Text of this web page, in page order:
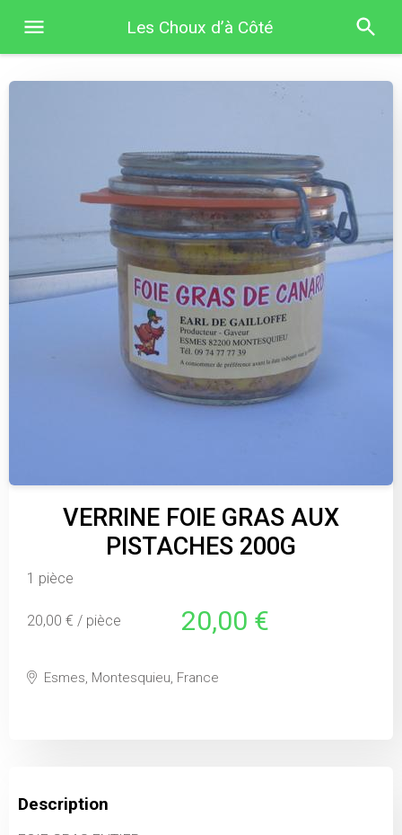
Les Choux d’à Côté
VERRINE FOIE GRAS AUX
PISTACHES 200G
1 pièce
20,00 € / pièce 20,00 €
Esmes, Montesquieu, France
Description